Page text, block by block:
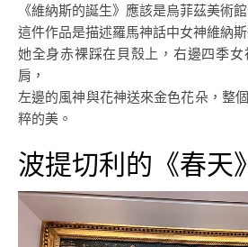
《維納斯的誕生》應該是烏菲茲美術
這件作品是描述羅馬神話中女神維納
她全身赤裸踩在貝殼上，右邊四季
肩，
左邊的風神與花神送來金色花朵，整
粹的美。
波提切利的《春天